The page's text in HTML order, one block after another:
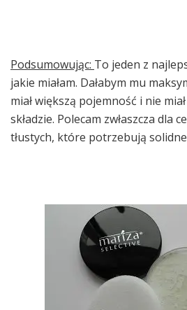
Podsumowując: To jeden z
jakie miałam. Dałabym mu
miał większą pojemność i nie
składzie. Polecam zwłaszcza dla
tłustych, które potrzebują